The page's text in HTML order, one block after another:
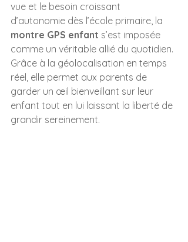
vue et le besoin croissant
d’autonomie dès l’école primaire, la
montre GPS enfant s’est imposée
comme un véritable allié du quotidien.
Grâce à la géolocalisation en temps
réel, elle permet aux parents de
garder un œil bienveillant sur leur
enfant tout en lui laissant la liberté de
grandir sereinement.